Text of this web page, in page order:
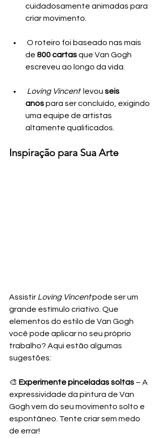
cuidadosamente animadas para
criar movimento.
de 800 cartas que Van Gogh
escreveu ao longo da vida.
Loving Vincent levou seis
anos para ser concluído, exigindo
uma equipe de artistas
altamente qualificados.
Inspiração para Sua Arte
Assistir Loving Vincent pode ser um
grande estímulo criativo. Que
elementos do estilo de Van Gogh
você pode aplicar no seu próprio
trabalho? Aqui estão algumas
sugestões:
🎨 Experimente pinceladas soltas – A
expressividade da pintura de Van
Gogh vem do seu movimento solto e
espontâneo. Tente criar sem medo
de errar!